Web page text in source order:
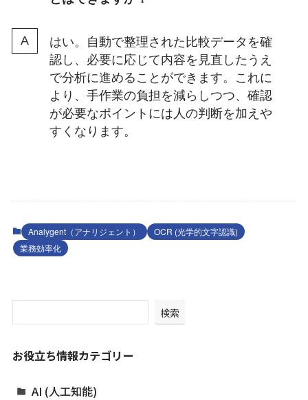
はい。自動で整理された比較データを確
認し、必要に応じて内容を見直したうえ
で分析に進めることができます。これに
より、手作業の負担を減らしつつ、確認
が必要なポイントには人の判断を加えや
すくなります。
Analygent（アナリジェント）
OCR (光学的文字認識)
業務効率化
検索
お役立ち情報カテゴリー
AI (人工知能)